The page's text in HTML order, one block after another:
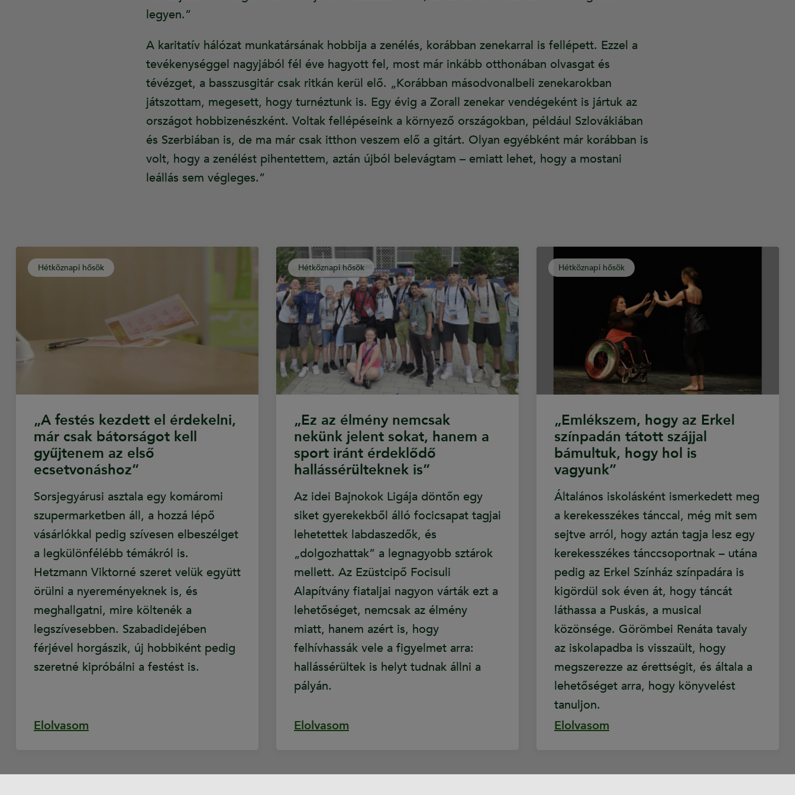
legyen.”
A karitatív hálózat munkatársának hobbija a zenélés, korábban zenekarral is fellépett. Ezzel a
tevékenységgel nagyjából fél éve hagyott fel, most már inkább otthonában olvasgat és
tévézget, a basszusgitár csak ritkán kerül elő. „Korábban másodvonalbeli zenekarokban
játszottam, megesett, hogy turnéztunk is. Egy évig a Zorall zenekar vendégeként is jártuk az
országot hobbizenészként. Voltak fellépéseink a környező országokban, például Szlovákiában
és Szerbiában is, de ma már csak itthon veszem elő a gitárt. Olyan egyébként már korábban is
volt, hogy a zenélést pihentettem, aztán újból belevágtam – emiatt lehet, hogy a mostani
leállás sem végleges.”
Hétköznapi hősök
„A festés kezdett el érdekelni,
már csak bátorságot kell
gyűjtenem az első
ecsetvonáshoz”
Sorsjegyárusi asztala egy komáromi
szupermarketben áll, a hozzá lépő
vásárlókkal pedig szívesen elbeszélget
a legkülönfélébb témákról is.
Hetzmann Viktorné szeret velük együtt
örülni a nyereményeknek is, és
meghallgatni, mire költenék a
legszívesebben. Szabadidejében
férjével horgászik, új hobbiként pedig
szeretné kipróbálni a festést is.
Elolvasom
Hétköznapi hősök
„Ez az élmény nemcsak
nekünk jelent sokat, hanem a
sport iránt érdeklődő
hallássérülteknek is”
Az idei Bajnokok Ligája döntőn egy
siket gyerekekből álló focicsapat tagjai
lehetettek labdaszedők, és
„dolgozhattak” a legnagyobb sztárok
mellett. Az Ezüstcipő Focisuli
Alapítvány fiataljai nagyon várták ezt a
lehetőséget, nemcsak az élmény
miatt, hanem azért is, hogy
felhívhassák vele a figyelmet arra:
hallássérültek is helyt tudnak állni a
pályán.
Elolvasom
Hétköznapi hősök
„Emlékszem, hogy az Erkel
színpadán tátott szájjal
bámultuk, hogy hol is
vagyunk”
Általános iskolásként ismerkedett meg
a kerekesszékes tánccal, még mit sem
sejtve arról, hogy aztán tagja lesz egy
kerekesszékes tánccsoportnak – utána
pedig az Erkel Színház színpadára is
kigördül sok éven át, hogy táncát
láthassa a Puskás, a musical
közönsége. Görömbei Renáta tavaly
az iskolapadba is visszaült, hogy
megszerezze az érettségit, és általa a
lehetőséget arra, hogy könyvelést
tanuljon.
Elolvasom